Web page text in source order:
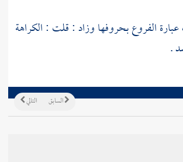
الفروع بحروفها وزاد : قلت : الكراهة
.
التالي السابق